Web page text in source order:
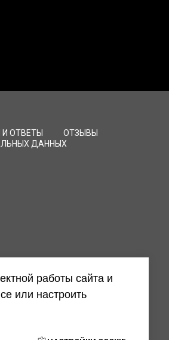
ОТВЕТЫ
ОТЗЫВЫ
ДАННЫХ
работы сайта и
или настроить